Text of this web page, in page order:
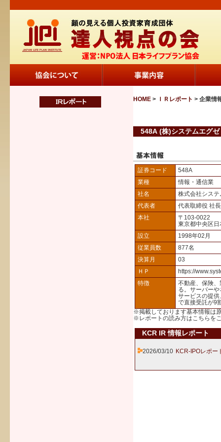
HOME > ＩＲレポート > 企業情
548A (株)システムエグゼ
証券コード
548A
業種
情報・通信業
社名
株式会社シス
代表者
代表取締役
本社
〒103-0022
東京都中央区
設立
1998年02月
従業員数
877名
決算月
03
ＨＰ
https://
特徴
不動産、保険
る。サーバー
サービスの提
で直接受託が9
※掲載しております基本情報は
※レポートの読み方はこちら を
KCR IR 情報レポート
2026/03/10 KCR-IPOレポー